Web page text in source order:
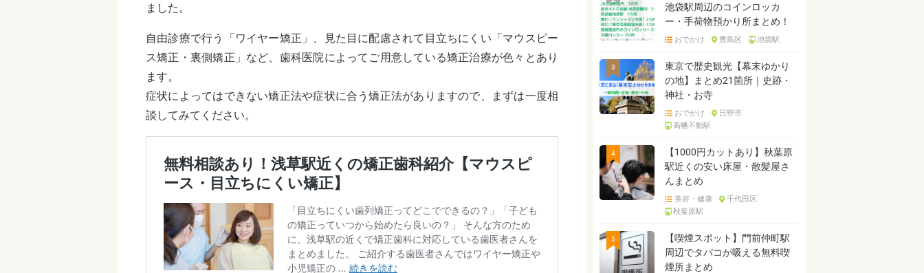
ました。
自由診療で行う「ワイヤー矯正」、見た目に配慮されて目立ちにくい「マウスピー
ス矯正・裏側矯正」など、歯科医院によってご用意している矯正治療が色々とあり
ます。
症状によってはできない矯正法や症状に合う矯正法がありますので、まずは一度相
談してみてください。
池袋駅周辺のコインロッカ
ー・手荷物預かり所まとめ！
おでかけ 豊島区 池袋駅
3
東京で歴史観光【幕末ゆかり
の地】まとめ21箇所｜史跡・
神社・お寺
おでかけ
日野市
高幡不動駅
4
【1000円カットあり】秋葉原
駅近くの安い床屋・散髪屋さ
んまとめ
美容・健康
千代田区
秋葉原駅
5
【喫煙スポット】門前仲町駅
周辺でタバコが吸える無料喫
煙所まとめ